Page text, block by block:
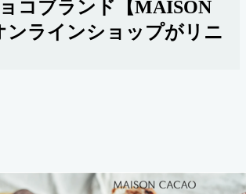
コブランド【MAISON
ンラインショップがリニ